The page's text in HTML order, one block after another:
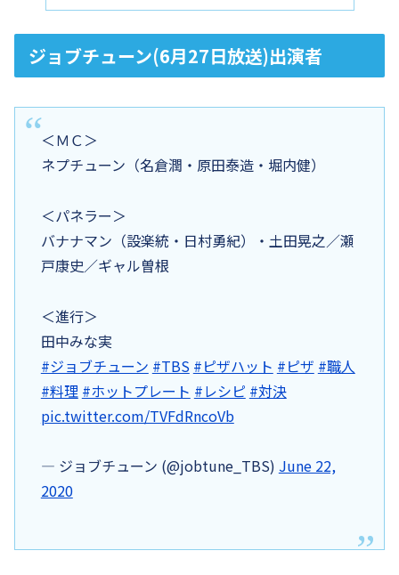
ジョブチューン(6月27日放送)出演者
＜ＭＣ＞
ネプチューン（名倉潤・原田泰造・堀内健）
＜パネラー＞
バナナマン（設楽統・日村勇紀）・土田晃之／瀬
戸康史／ギャル曽根
＜進行＞
田中みな実
#ジョブチューン #TBS #ピザハット #ピザ #職人
#料理 #ホットプレート #レシピ #対決
pic.twitter.com/TVFdRncoVb
— ジョブチューン (@jobtune_TBS) June 22,
2020